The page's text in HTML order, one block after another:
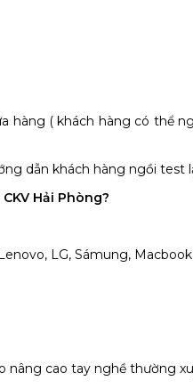
( khách hàng có thể
dẫn khách hàng ngồi test
Hải Phòng?
LG, Sámung,
nâng cao tay nghề thường